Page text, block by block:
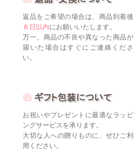
返品をご希望の場合は、商品到着後
８日以内にお願いいたします。
万一、商品の不良や異なった商品が
届いた場合はすぐにご連絡くださ
い。
お祝いやプレゼントに最適なラッピ
ングサービスを承ります。
大切な人への贈りものに、ぜひご利
用ください。